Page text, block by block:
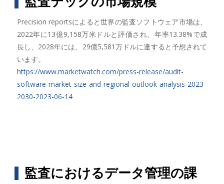
Precision reportsによると世界の監査ソフトウェア市場は、
2022年に13億9,158万米ドルと評価され、年率13.38%で成
長し、2028年には、29億5,581万ドルに達すると予想されて
います。
https://www.marketwatch.com/press-release/audit-
software-market-size-and-regional-outlook-analysis-2023-
2030-2023-06-14
監査におけるデータ管理の課